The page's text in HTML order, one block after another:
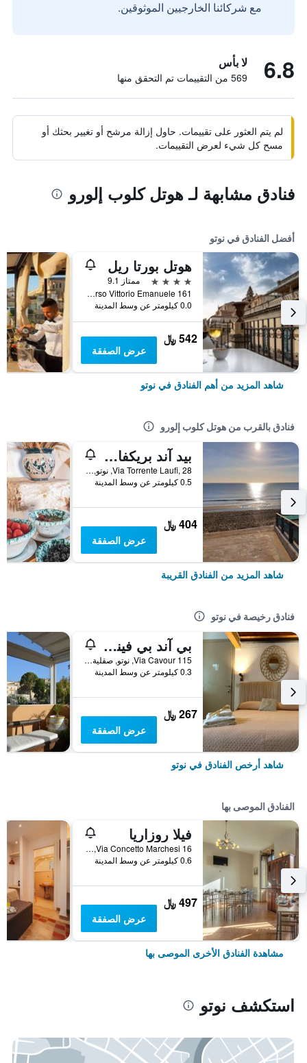
مع شركائنا الخارجيين الموثوقين.
6.8 لا بأس
569 من التقييمات تم التحقق منها
لم يتم العثور على تقييمات. حاول إزالة مرشح أو تغيير بحثك أو
مسح كل شيء لعرض التقييمات.
فنادق مشابهة لـ هوتل كلوب إلورو
أفضل الفنادق في نوتو
هوتل بورتا ريل
4 نجوم
ممتاز 9.1
Corso Vittorio Emanuele 161, نوتو, صقلية, إيطاليا
0.0 كيلومتر عن وسط المدينة
542 ﷼
عرض الصفقة
شاهد المزيد من أهم الفنادق في نوتو
فنادق بالقرب من هوتل كلوب إلورو
بيد آند بريكفاست سولاريم
Via Torrente Laufi, 28, نوتو, صقلية, إيطاليا
0.5 كيلومتر عن وسط المدينة
404 ﷼
عرض الصفقة
شاهد المزيد من الفنادق القريبة
فنادق رخيصة في نوتو
بي آند بي فينسي
Via Cavour 115, نوتو, صقلية, إيطاليا
0.3 كيلومتر عن وسط المدينة
267 ﷼
عرض الصفقة
شاهد أرخص الفنادق في نوتو
الفنادق الموصى بها
فيلا روزاريا
Via Concetto Marchesi 16, نوتو, صقلية, إيطاليا
0.6 كيلومتر عن وسط المدينة
497 ﷼
عرض الصفقة
مشاهدة الفنادق الأخرى الموصى بها
استكشف نوتو